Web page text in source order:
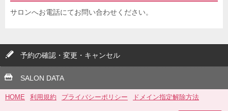
サロンへお電話にてお問い合わせください。
予約の確認・変更・キャンセル
SALON DATA
HOME 利用規約 プライバシーポリシー ドメイン指定解除方法